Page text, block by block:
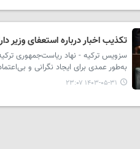
تکذیب اخبار درباره استعفای وزیر
سزویس ترکیه - نهاد ریاست‌جمهوری
به‌طور عمدی برای ایجاد نگرانی و
۱۴۰۳-۰۵-۳۱ ۲۳:۰۷